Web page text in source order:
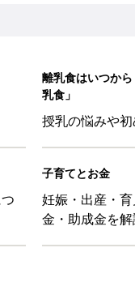
離乳食はいつか
乳食」
授乳の悩みや
子育てとお金
妊娠・出産・
金・助成金を